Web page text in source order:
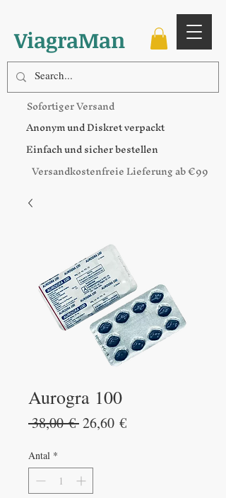
ViagraMan
Sofortiger Versand
Anonym und Diskret verpackt
Einfach und sicher bestellen
Versandkostenfreie Lieferung ab €99
Aurogra 100
38,00 € Ordinarie
26,60 €Reapris
Antal *